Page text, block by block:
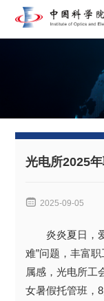
光电所2025
 2025-09-05
炎炎夏日，
难”问题，丰富
属感，光电所工
女暑假托管班，